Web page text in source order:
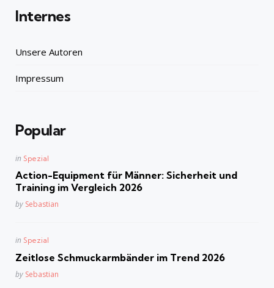
Internes
Unsere Autoren
Impressum
Popular
Posted
in Spezial
Action-Equipment für Männer: Sicherheit und
Training im Vergleich 2026
Posted
by Sebastian
Posted
in Spezial
Zeitlose Schmuckarmbänder im Trend 2026
Posted
by Sebastian